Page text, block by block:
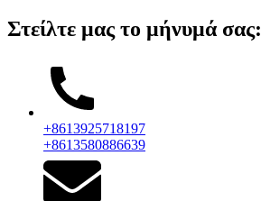
Στείλτε μας το μήνυμά σας:
+8613925718197
+8613580886639